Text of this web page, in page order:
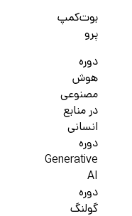
بوت‌کمپ
پرو
دوره
هوش
مصنوعی
در منابع
انسانی
دوره
Generative
AI
دوره
گولنگ